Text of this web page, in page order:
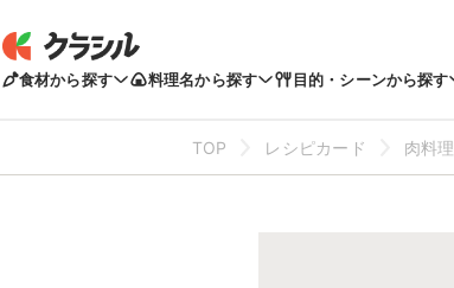
食材から探す 料理名から探す 目的・シーンから探す
TOP レシピカード 肉料理